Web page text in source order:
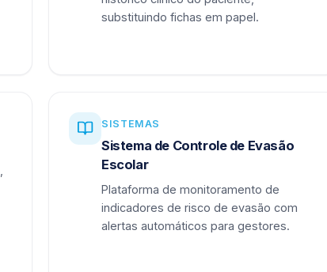
substituindo fichas em papel.
SISTEMAS
Sistema de Controle de Evasão
Escolar
Plataforma de monitoramento de
indicadores de risco de evasão com
alertas automáticos para gestores.